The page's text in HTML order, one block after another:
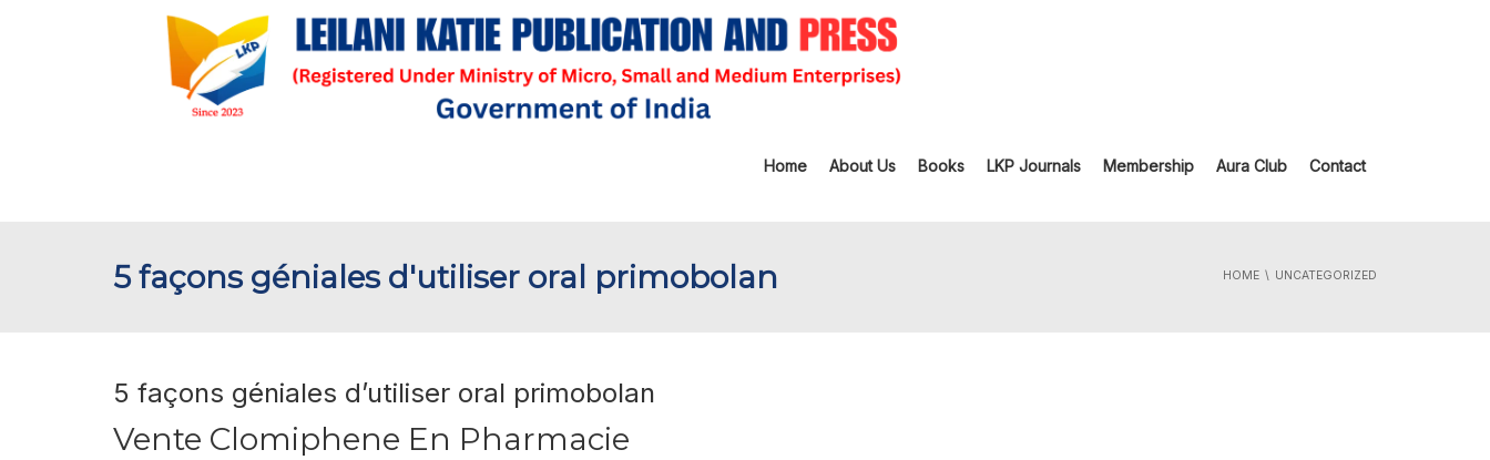
Home About Us Books LKP Journals Membership Aura Club Contact
5 façons géniales d'utiliser oral primobolan HOME UNCATEGORIZED
5 façons géniales d’utiliser oral primobolan
Vente Clomiphene En Pharmacie